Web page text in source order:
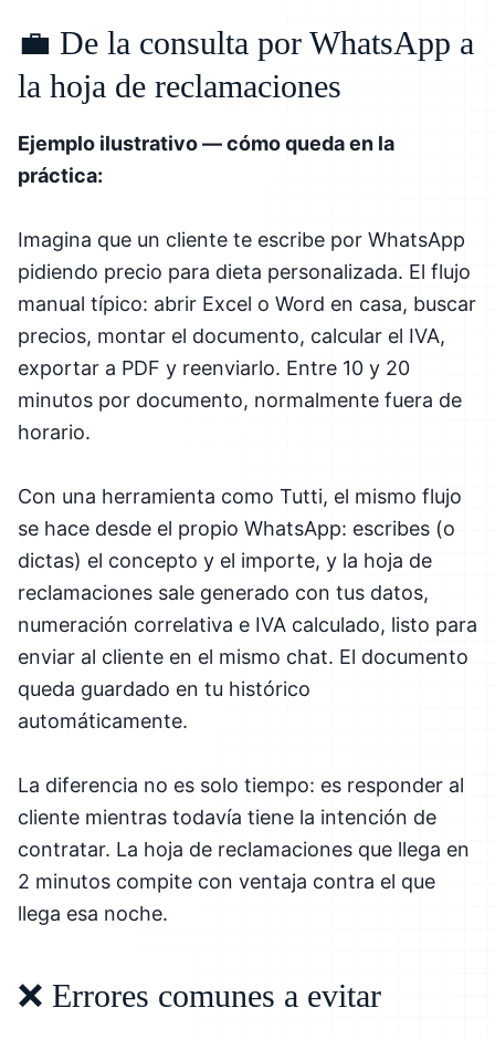
💼 De la consulta por WhatsApp a
la hoja de reclamaciones
Ejemplo ilustrativo — cómo queda en la
práctica:
Imagina que un cliente te escribe por WhatsApp
pidiendo precio para dieta personalizada. El flujo
manual típico: abrir Excel o Word en casa, buscar
precios, montar el documento, calcular el IVA,
exportar a PDF y reenviarlo. Entre 10 y 20
minutos por documento, normalmente fuera de
horario.
Con una herramienta como Tutti, el mismo flujo
se hace desde el propio WhatsApp: escribes (o
dictas) el concepto y el importe, y la hoja de
reclamaciones sale generado con tus datos,
numeración correlativa e IVA calculado, listo para
enviar al cliente en el mismo chat. El documento
queda guardado en tu histórico
automáticamente.
La diferencia no es solo tiempo: es responder al
cliente mientras todavía tiene la intención de
contratar. La hoja de reclamaciones que llega en
2 minutos compite con ventaja contra el que
llega esa noche.
❌ Errores comunes a evitar